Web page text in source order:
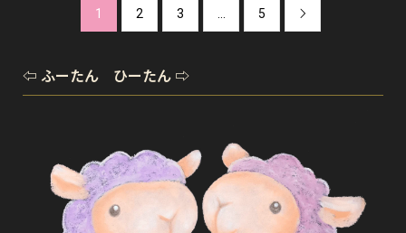
1 2 3 … 5 
⇦ ふーたん ひーたん ⇨